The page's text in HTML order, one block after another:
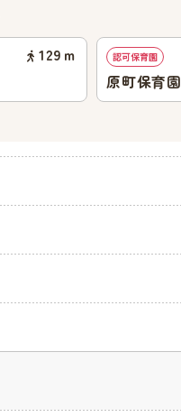
129 ｍ
認可保育園
原町保育園